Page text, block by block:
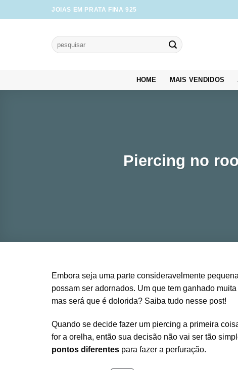
to
JOIAS EM PRATA FINA 925
Pesquisar
por:
HOME MAIS VENDIDOS
Piercing no
Embora seja uma parte consideravelmente
possam ser adornados. Um que tem ganhado
mas será que é dolorida? Saiba tudo nesse post!
Quando se decide fazer um piercing a primeira
for a orelha, então sua decisão não vai ser tão
pontos diferentes para fazer a perfuração.